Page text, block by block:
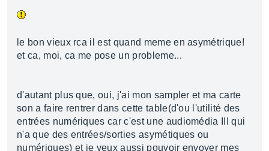
le bon vieux rca il est quand meme en asymétrique!
et ca, moi, ca me pose un probleme...
d'autant plus que, oui, j'ai mon sampler et ma carte
son a faire rentrer dans cette table(d'ou l'utilité des
entrées numériques car c'est une audiomédia III qui
n'a que des entrées/sorties asymétiques ou
numériques) et je veux aussi pouvoir envoyer mes